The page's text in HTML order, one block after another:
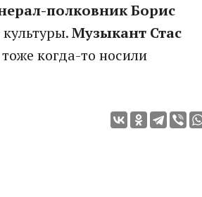
полковник Борис
Музыкант Стас
тоже когда-то носили